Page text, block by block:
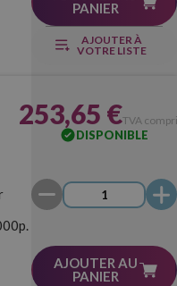
PANIER
AJOUTER À
VOTRE LISTE
253,65 €TVA
DISPONIBLE
AJOUTER AU
PANIER